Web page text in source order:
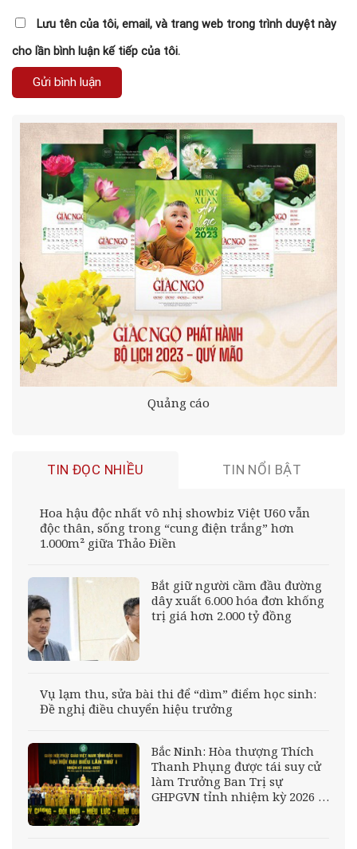
Lưu tên của tôi, email, và trang web trong trình duyệt này
cho lần bình luận kế tiếp của tôi.
Quảng cáo
TIN ĐỌC NHIỀU TIN NỔI BẬT
Hoa hậu độc nhất vô nhị showbiz Việt U60 vẫn
độc thân, sống trong “cung điện trắng” hơn
1.000m² giữa Thảo Điền
Bắt giữ người cầm đầu đường
dây xuất 6.000 hóa đơn khống
trị giá hơn 2.000 tỷ đồng
Vụ lạm thu, sửa bài thi để “dìm” điểm học sinh:
Đề nghị điều chuyển hiệu trưởng
Bắc Ninh: Hòa thượng Thích
Thanh Phụng được tái suy cử
làm Trưởng Ban Trị sự
GHPGVN tỉnh nhiệm kỳ 2026 –